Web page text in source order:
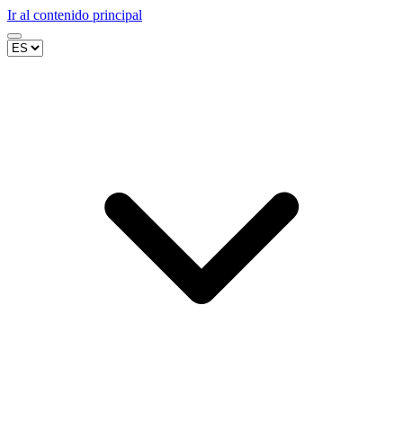
Ir al contenido principal